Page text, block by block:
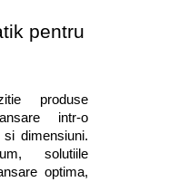
pentru
produse
intr-o
dimensiuni.
solutiile
optima,